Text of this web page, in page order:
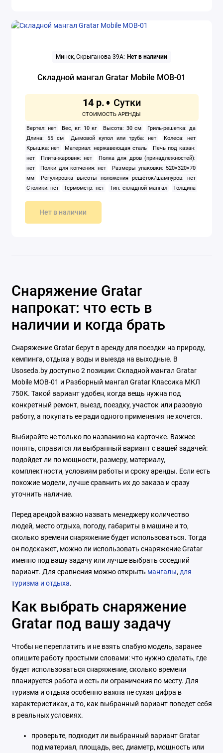
Минск, Скрыганова 39А: Нет в наличии
Складной мангал Gratar Mobile MOB-01
14 р.
Вертел: нет Вес, кг: 10 кг Высота: 30 см
Гриль-решетка: да
Длина: 55 см
Дымовой купол или труба: нет
Колеса: нет
Крышка: нет
Материал: нержавеющая сталь
Печь под казан:
нет
Плита-жаровня: нет
Полка для дров (принадлежностей):
нет
Полки для копчения: нет
Размеры упаковки: 520×320×70
мм
Регулировка высоты положения решёток/шампуров: нет
Столики: нет
Термометр: нет Тип: складной мангал
Толщина
Нет в наличии
Снаряжение Gratar
напрокат: что есть в
наличии и когда брать
Снаряжение Gratar берут в аренду для поездки на природу,
кемпинга, отдыха у воды и выезда на выходные. В
Usoseda.by доступно 2 позиции: Складной мангал Gratar
Mobile MOB-01 и Разборный мангал Gratar Классика МКЛ
750К. Такой вариант удобен, когда вещь нужна под
конкретный ремонт, выезд, поездку, участок или разовую
работу, а покупать ее ради одного применения не хочется.
Выбирайте не только по названию на карточке. Важнее
понять, справится ли выбранный вариант с вашей задачей:
подойдет ли по мощности, размеру, материалу,
комплектности, условиям работы и сроку аренды. Если есть
похожие модели, лучше сравнить их до заказа и сразу
уточнить наличие.
Перед арендой важно назвать менеджеру количество
людей, место отдыха, погоду, габариты в машине и то,
сколько времени снаряжение будет использоваться. Тогда
он подскажет, можно ли использовать снаряжение Gratar
именно под вашу задачу или лучше выбрать соседний
вариант. Для сравнения можно открыть мангалы, для
туризма и отдыха.
Как выбрать снаряжение
Gratar под вашу задачу
Чтобы не переплатить и не взять слабую модель, заранее
опишите работу простыми словами: что нужно сделать, где
будет использоваться снаряжение, сколько времени
планируется работа и есть ли ограничения по месту. Для
туризма и отдыха особенно важна не сухая цифра в
характеристиках, а то, как выбранный вариант поведет себя
в реальных условиях.
проверьте, подходит ли выбранный вариант Gratar
под материал, площадь, вес, диаметр, мощность или